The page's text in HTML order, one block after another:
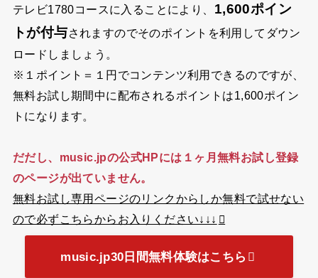
テレビ1780コースに入ることにより、 1,600ポイン
トが付与されますのでそのポイントを利用してダウン
ロードしましょう。
※１ポイント＝１円でコンテンツ利用できるのですが、
無料お試し期間中に配布されるポイントは1,600ポイン
ト になります。
だだし、music.jpの公式HPには１ヶ月無料お試し登録
のページが出ていません。
無料お試し専用ページのリンクからしか無料で試せない
ので必ずこちらからお入りください↓↓↓
music.jp30日間無料体験はこちら